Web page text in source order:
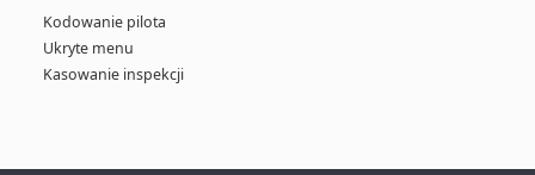
Kodowanie pilota
Ukryte menu
Kasowanie inspekcji